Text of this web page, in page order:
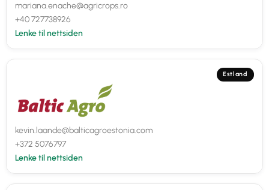
mariana.enache@agricrops.ro
+40 727738926
Lenke til nettsiden
Estland
kevin.laande@balticagroestonia.com
+372 5076797
Lenke til nettsiden